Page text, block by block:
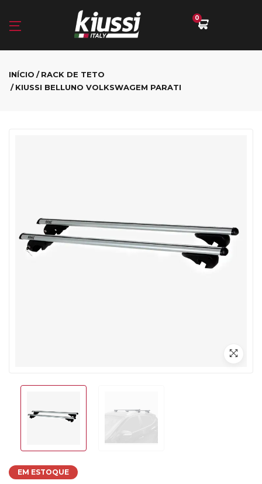
0
INÍCIO
RACK DE TETO
KIUSSI BELLUNO VOLKSWAGEM PARATI
EM ESTOQUE